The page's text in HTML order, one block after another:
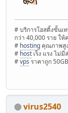
# บริการโฮสติ้งขั้นเ
กว่า 40,000 ราย ให้
# hosting คุณภาพสู
# host เร็ง แรง ไม่
#vps ราคาถูก
virus2540